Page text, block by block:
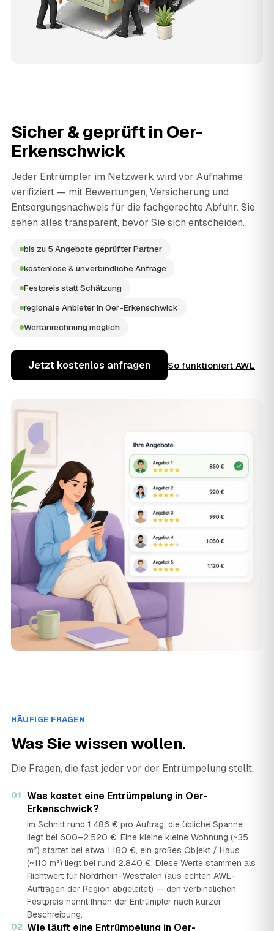
Sicher & geprüft inOer-
Erkenschwick
Jeder Entrümpler im Netzwerk wird vor Aufnahme
verifiziert — mit Bewertungen, Versicherung und
Entsorgungsnachweis für die fachgerechte Abfuhr. Sie
sehen alles transparent, bevor Sie sich entscheiden.
bis zu 5 Angebote geprüfter Partner
kostenlose & unverbindliche Anfrage
Festpreis statt Schätzung
regionale Anbieter in Oer-Erkenschwick
Wertanrechnung möglich
Jetzt kostenlos anfragen So funktioniert AWL
HÄUFIGE FRAGEN
Was Sie wissen wollen.
Die Fragen, die fast jeder vor der Entrümpelung stellt.
01 Was kostet eine Entrümpelung in Oer-
Erkenschwick?
Im Schnitt rund 1.486 € pro Auftrag, die übliche Spanne
liegt bei 600–2.520 €. Eine kleine kleine Wohnung (~35
m²) startet bei etwa 1.180 €, ein großes Objekt / Haus
(~110 m²) liegt bei rund 2.840 €. Diese Werte stammen als
Richtwert für Nordrhein-Westfalen (aus echten AWL-
Aufträgen der Region abgeleitet) — den verbindlichen
Festpreis nennt Ihnen der Entrümpler nach kurzer
Beschreibung.
02 Wie läuft eine Entrümpelung in Oer-